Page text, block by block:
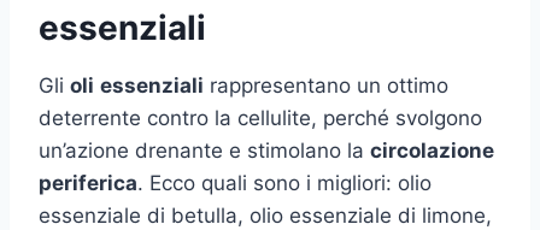
essenziali
Gli oli essenziali rappresentano un ottimo
deterrente contro la cellulite, perché svolgono
un’azione drenante e stimolano la circolazione
periferica. Ecco quali sono i migliori: olio
essenziale di betulla, olio essenziale di limone,